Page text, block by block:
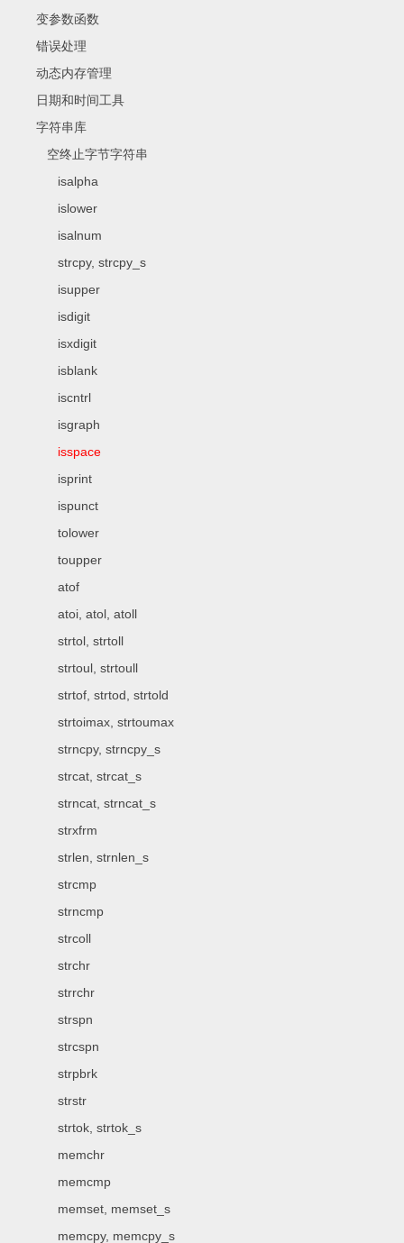
变参数函数
错误处理
动态内存管理
日期和时间工具
字符串库
空终止字节字符串
isalpha
islower
isalnum
strcpy, strcpy_s
isupper
isdigit
isxdigit
isblank
iscntrl
isgraph
isspace
isprint
ispunct
tolower
toupper
atof
atoi, atol, atoll
strtol, strtoll
strtoul, strtoull
strtof, strtod, strtold
strtoimax, strtoumax
strncpy, strncpy_s
strcat, strcat_s
strncat, strncat_s
strxfrm
strlen, strnlen_s
strcmp
strncmp
strcoll
strchr
strrchr
strspn
strcspn
strpbrk
strstr
strtok, strtok_s
memchr
memcmp
memset, memset_s
memcpy, memcpy_s